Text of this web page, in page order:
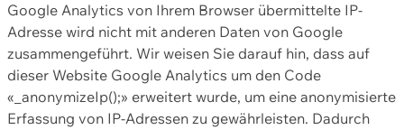
Google Analytics von Ihrem Browser übermittelte IP-
Adresse wird nicht mit anderen Daten von Google
zusammengeführt. Wir weisen Sie darauf hin, dass auf
dieser Website Google Analytics um den Code
«_anonymizeIp();» erweitert wurde, um eine anonymisierte
Erfassung von IP-Adressen zu gewährleisten. Dadurch